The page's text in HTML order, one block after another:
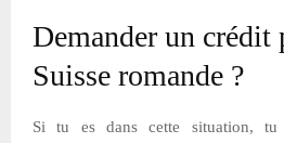
Demander un crédit
Suisse romande ?
Si tu es dans cette situation, tu